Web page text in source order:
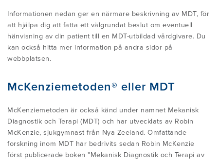
GRUNDLÄGGANDE
MDT/MCKENZIEÖVNING FÖR
LÄNDRYGGSBESVÄR
INFORMATION ATT LADDA NER
VANLIGA FRÅGOR
BLI MEDLEM
PATIENTBERÄTTELSER
FORSKNING OCH STATUSBLAD (PDF)
INFORMATION FÖR VÅRDGIVARE
MATERIAL TILL KLINIKEN
DIPLOMA I MDT (HÖGRE EXAMEN I
MDT)
VANLIGA FRÅGOR
MDT PÅ YOUTUBE
OM ROBIN MCKENZIE
MCKENZIEMETODENS HISTORIA
SVENSKA MCKENZIEINSTITUTETS
SEKTIONEN FÖR MEKANISK
DIAGNOSTIK & TERAPI
Medlemmar inlog
Informationen nedan ger en närmare beskrivning av MDT, för
att hjälpa dig att fatta ett välgrundat beslut om eventuell
hänvisning av din patient till en MDT-utbildad vårdgivare. Du
kan också hitta mer information på andra sidor på
webbplatsen.
McKenziemetoden® eller MDT
McKenziemetoden är också känd under namnet Mekanisk
Diagnostik och Terapi (MDT) och har utvecklats av Robin
McKenzie, sjukgymnast från Nya Zeeland. Omfattande
forskning inom MDT har bedrivits sedan Robin McKenzie
först publicerade boken "Mekanisk Diagnostik och Terapi av